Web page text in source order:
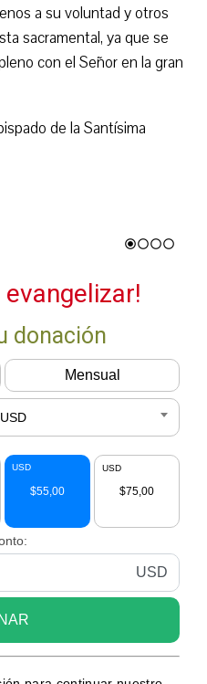
a su voluntad y otros
sacramental, ya que se
con el Señor en la gran
de la Santísima